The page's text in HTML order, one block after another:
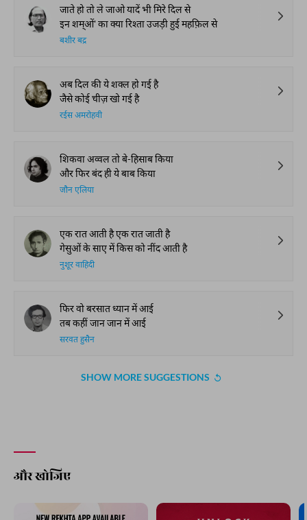
जाते हो तो ले जाओ यादें भी मिरे दिल से
इन शम्ओं' का क्या रिश्ता उजड़ी हुई महफ़िल से
बशीर बद्र
अब दिल की ये शक्ल हो गई है
जैसे कोई चीज़ खो गई है
रईस अमरोहवी
शिकवा अव्वल तो बे-हिसाब किया
और फिर बंद ही ये बाब किया
जौन एलिया
एक रात आती है एक रात जाती है
गेसुओं के साए में किस को नींद आती है
नुशूर वाहिदी
फिर वो बरसात ध्यान में आई
तब कहीं जान जान में आई
सरवत हुसैन
SHOW MORE SUGGESTIONS
और खोजिए